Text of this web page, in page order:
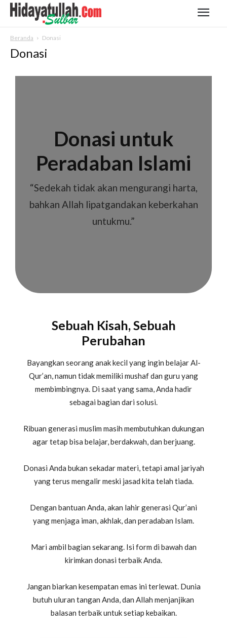
Beranda Donasi
Donasi
Donasi untuk
Peradaban Islami
“Sedekah tidak akan mengurangi harta,
bahkan Allah lipatgandakan keberkahan
untukmu.”
Sebuah Kisah, Sebuah
Perubahan
Bayangkan seorang anak kecil yang ingin belajar Al-
Qur’an, namun tidak memiliki mushaf dan guru yang
membimbingnya. Di saat yang sama, Anda hadir
sebagai bagian dari solusi.
Ribuan generasi muslim masih membutuhkan dukungan
agar tetap bisa belajar, berdakwah, dan berjuang.
Donasi Anda bukan sekadar materi, tetapi amal jariyah
yang terus mengalir meski jasad kita telah tiada.
Dengan bantuan Anda, akan lahir generasi Qur’ani
yang menjaga iman, akhlak, dan peradaban Islam.
Mari ambil bagian sekarang. Isi form di bawah dan
kirimkan donasi terbaik Anda.
Jangan biarkan kesempatan emas ini terlewat. Dunia
butuh uluran tangan Anda, dan Allah menjanjikan
balasan terbaik untuk setiap kebaikan.